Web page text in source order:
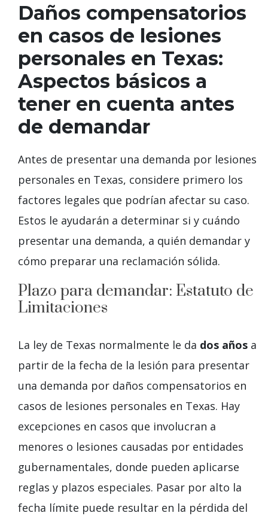
Daños compensatorios
en casos de lesiones
personales en Texas:
Aspectos básicos a
tener en cuenta antes
de demandar
Antes de presentar una demanda por lesiones
personales en Texas, considere primero los
factores legales que podrían afectar su caso.
Estos le ayudarán a determinar si y cuándo
presentar una demanda, a quién demandar y
cómo preparar una reclamación sólida.
Plazo para demandar: Estatuto de
Limitaciones
La ley de Texas normalmente le da dos años a
partir de la fecha de la lesión para presentar
una demanda por daños compensatorios en
casos de lesiones personales en Texas. Hay
excepciones en casos que involucran a
menores o lesiones causadas por entidades
gubernamentales, donde pueden aplicarse
reglas y plazos especiales. Pasar por alto la
fecha límite puede resultar en la pérdida del